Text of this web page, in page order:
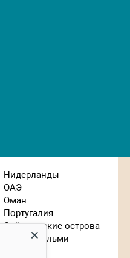
Нидерланды
ОАЭ
Оман
Португалия
Сейшельские острова
Сен-Бартельми